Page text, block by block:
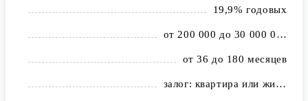
19,9% годовых
от 200 000 до 30 000 000 рублей
от 36 до 180 месяцев
залог: квартира или жилой дом с земельным участком